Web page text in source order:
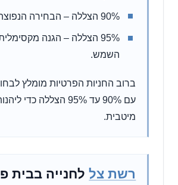
90% הצללה – הבחירה הנפוצה ביותר.
95% הצללה – הגנה
השמש.
ברוב החניות הפרטיות מומלץ
עם 90% עד 95% הצללה כדי
מיטבית.
רשת צללחנייה בבית